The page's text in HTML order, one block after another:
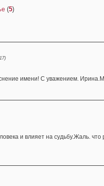
(5)
имени! С уважением.
и влияет на судьбу.Жаль.